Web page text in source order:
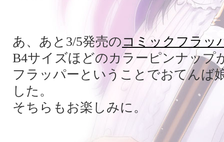
あ、あと3/5発売の コミックフラッ
B4サイズほどのカラーピンナップ
フラッパーということでおてんば
した。
そちらもお楽しみに。